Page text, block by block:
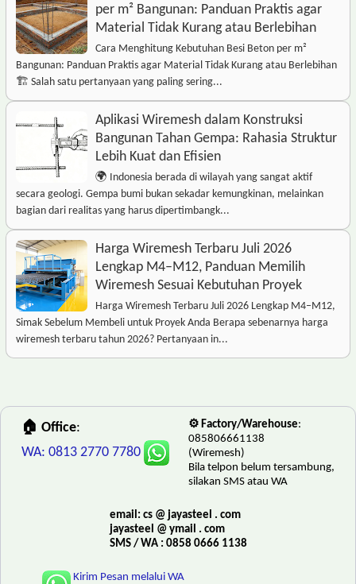
per m² Bangunan: Panduan Praktis agar
Material Tidak Kurang atau Berlebihan
Cara Menghitung Kebutuhan Besi Beton per m²
Bangunan: Panduan Praktis agar Material Tidak Kurang atau Berlebihan
🏗️ Salah satu pertanyaan yang paling sering...
Aplikasi Wiremesh dalam Konstruksi
Bangunan Tahan Gempa: Rahasia Struktur
Lebih Kuat dan Efisien
🌍 Indonesia berada di wilayah yang sangat aktif
secara geologi. Gempa bumi bukan sekadar kemungkinan, melainkan
bagian dari realitas yang harus dipertimbangk...
Harga Wiremesh Terbaru Juli 2026
Lengkap M4–M12, Panduan Memilih
Wiremesh Sesuai Kebutuhan Proyek
Harga Wiremesh Terbaru Juli 2026 Lengkap M4–M12,
Simak Sebelum Membeli untuk Proyek Anda Berapa sebenarnya harga
wiremesh terbaru tahun 2026? Pertanyaan in...
🏠 Office:
WA: 0813 2770 7780
⚙️ Factory/Warehouse:
085806661138
(Wiremesh)
Bila telpon belum tersambung,
silakan SMS atau WA
email: cs @ jayasteel . com
jayasteel @ ymail . com
SMS / WA : 0858 0666 1138
Kirim Pesan melalui WA